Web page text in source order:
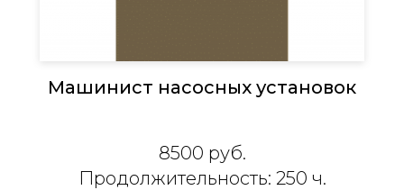
Машинист насосных установок
8500 руб.
Продолжительность: 250 ч.